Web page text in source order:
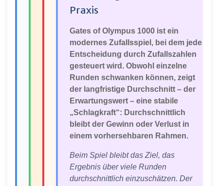
Praxis
Gates of Olympus 1000 ist ein
modernes Zufallsspiel, bei dem jede
Entscheidung durch Zufallszahlen
gesteuert wird. Obwohl einzelne
Runden schwanken können, zeigt
der langfristige Durchschnitt – der
Erwartungswert – eine stabile
„Schlagkraft“: Durchschnittlich
bleibt der Gewinn oder Verlust in
einem vorhersehbaren Rahmen.
Beim Spiel bleibt das Ziel, das
Ergebnis über viele Runden
durchschnittlich einzuschätzen. Der